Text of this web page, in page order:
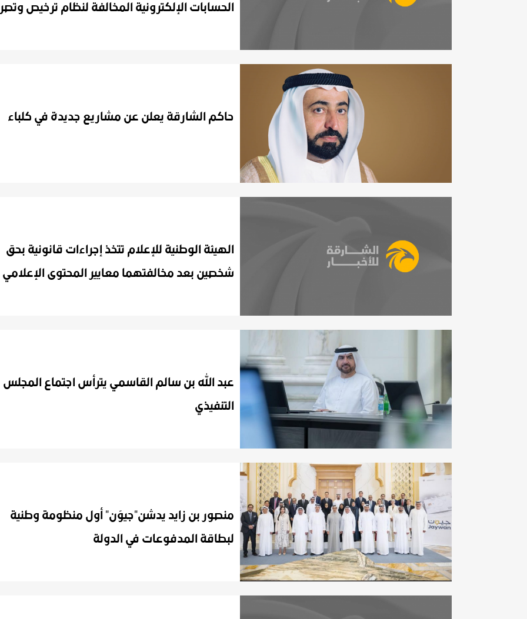
حاكمالشارقةيعلنعنمشاريع جديدةفيكلباء
الهيئة الوطنية للإعلام تتخذ إجراءات قانونية بحق
شخصين بعد مخالفتهما معايير المحتوى الإعلامي
عبد الله بن سالم القاسمي يترأس اجتماع المجلس
التنفيذي
منصور بن زايد يدشن"جيوَن" أول منظومة وطنية
لبطاقة المدفوعات في الدولة